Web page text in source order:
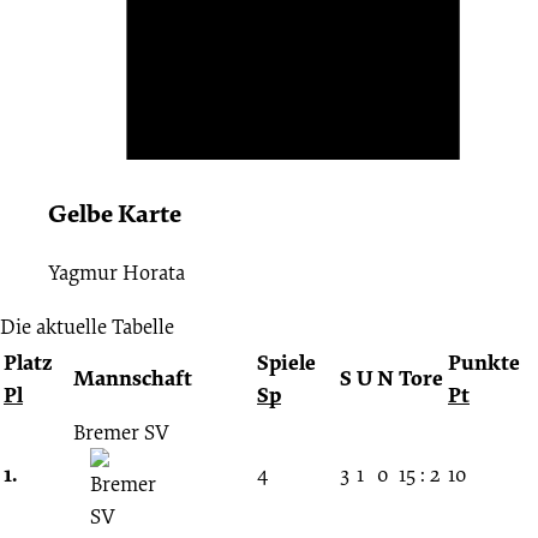
Gelbe Karte
Yagmur Horata
Die aktuelle Tabelle
Platz
Pl
Mannschaft
Spiele
Sp
S UNTore
Punkte
Pt
1.
Bremer SV
4
3 1 0 15 : 2 10